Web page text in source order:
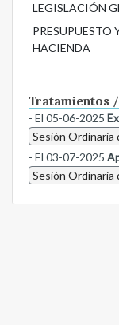
LEGISLACIÓN
PRESUPUESTO
HACIENDA
Tratamientos
- El 05-06-2025
Sesión Ordinaria
- El 03-07-2025
Sesión Ordinaria